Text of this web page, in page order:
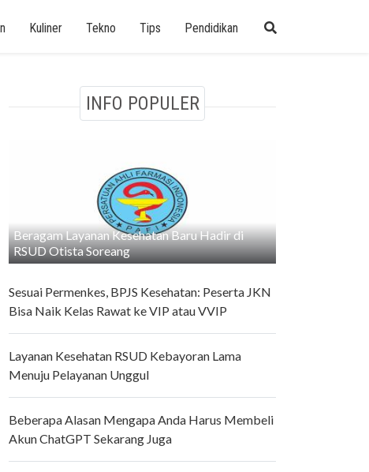
Kuliner Tekno Tips Pendidikan
INFO POPULER
Beragam Layanan Kesehatan Baru Hadir di
RSUD Otista Soreang
Sesuai Permenkes, BPJS Kesehatan: Peserta JKN
Bisa Naik Kelas Rawat ke VIP atau VVIP
Layanan Kesehatan RSUD Kebayoran Lama
Menuju Pelayanan Unggul
Beberapa Alasan Mengapa Anda Harus Membeli
Akun ChatGPT Sekarang Juga